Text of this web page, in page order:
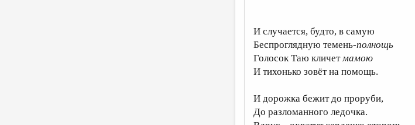
И случается, будто, в самую
Беспроглядную темень-полнощь
Голосок Таю кличетмамою
И тихонько зовёт на помощь.
И дорожка бежит до проруби,
До разломанного ледочка.